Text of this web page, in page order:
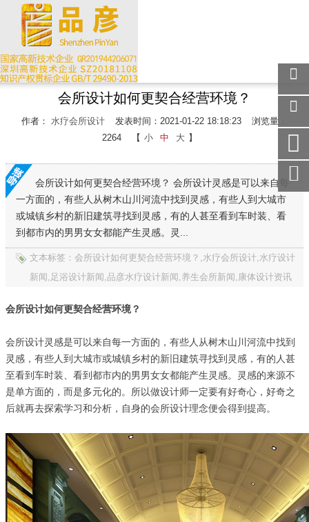
会所设计如何更契合经营环境？
作者： 水疗会所设计 发表时间：2021-01-22 18:18:23
浏览量：
2264
【 小 中 大 】
会所设计如何更契合经营环境？ 会所设计灵感是可以来自每
一方面的，有些人从树木山川河流中找到灵感，有些人到大城市
或城镇乡村的新旧建筑寻找到灵感，有的人甚至看到车时装、看
到都市内的男男女女都能产生灵感。灵...
文本标签：会所设计如何更契合经营环境？,水疗会所设计,水疗设计
新闻,足浴设计新闻,品彦水疗设计新闻,养生会所新闻,康体设计资讯
会所设计如何更契合经营环境？
会所设计灵感是可以来自每一方面的，有些人从树木山川河流中找到
灵感，有些人到大城市或城镇乡村的新旧建筑寻找到灵感，有的人甚
至看到车时装、看到都市内的男男女女都能产生灵感。灵感的来源不
是单方面的，而是多元化的。所以做设计师一定要有好奇心，好奇之
后就再去探索学习和分析，自身的会所设计理念便会得到提高。
关注
微信
在线
手机
访问
服务
热线